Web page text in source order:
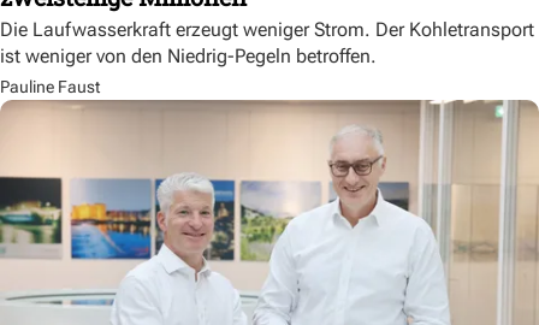
Die Laufwasserkraft erzeugt weniger Strom. Der Kohletransport
ist weniger von den Niedrig-Pegeln betroffen.
Pauline Faust